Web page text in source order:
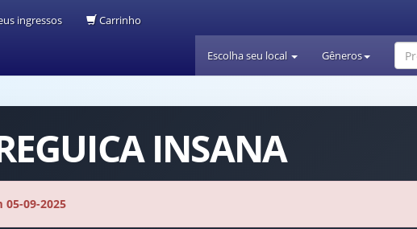
ingressos Carrinho
Escolha seu local Gêneros
INSANA
09-2025